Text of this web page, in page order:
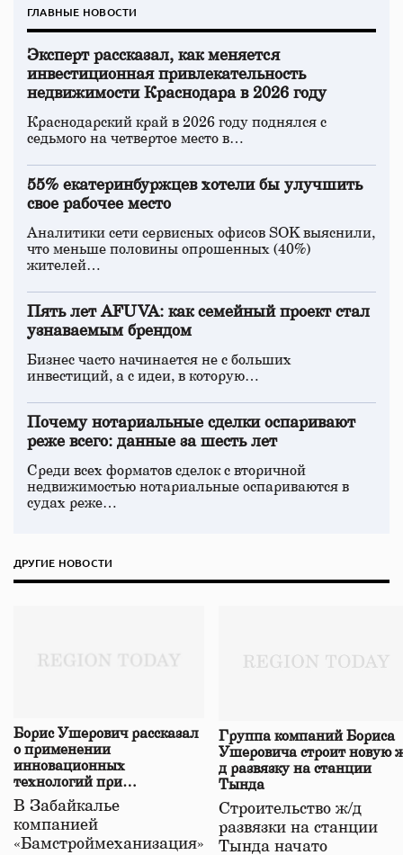
ГЛАВНЫЕ НОВОСТИ
Эксперт рассказал, как меняется
инвестиционная привлекательность
недвижимости Краснодара в 2026 году
Краснодарский край в 2026 году поднялся с
седьмого на четвертое место в…
55% екатеринбуржцев хотели бы улучшить
свое рабочее место
Аналитики сети сервисных офисов SOK выяснили,
что меньше половины опрошенных (40%)
жителей…
Пять лет AFUVA: как семейный проект стал
узнаваемым брендом
Бизнес часто начинается не с больших
инвестиций, а с идеи, в которую…
Почему нотариальные сделки оспаривают
реже всего: данные за шесть лет
Среди всех форматов сделок с вторичной
недвижимостью нотариальные оспариваются в
судах реже…
ДРУГИЕ НОВОСТИ
Борис Ушерович рассказал
о применении
инновационных
технологий при
строительстве нового моста
в Забайкалье
В Забайкалье
компанией
«Бамстроймеханизация»
Группа компаний Бориса
Ушеровича строит новую
д развязку на станции
Тында
Строительство ж/д
развязки на станции
Тында начато